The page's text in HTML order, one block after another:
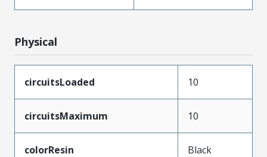
Physical
circuitsLoaded 10
circuitsMaximum 10
colorResin Black